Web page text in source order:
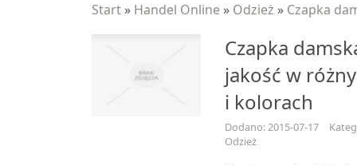
Start » Handel Online » Odzież » Czapka
Czapka
jakość w
i kolorach
Dodano: 2015-07-17
Odzież